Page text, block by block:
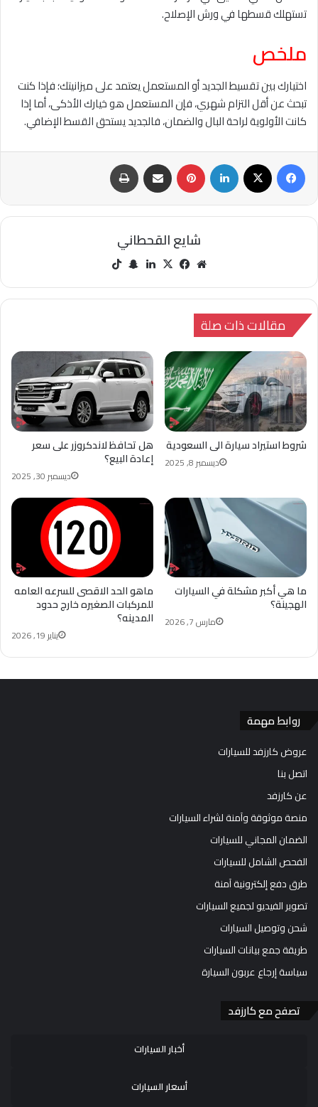
تستهلك قسطها في ورش الإصلاح.
ملخص
اختيارك بين تقسيط الجديد أو المستعمل يعتمد على ميزانيتك؛ فإذا كنت
تبحث عن أقل التزام شهري، فإن المستعمل هو خيارك الأذكى، أما إذا
كانت الأولوية لراحة البال والضمان، فالجديد يستحق القسط الإضافي.
فيسبوك ‫X لينكدإن بينتيريست مشاركة عبر البريد طباعة
شايع القحطاني
مو
الوي
في
وك
‫X لينك سنا
تشا
مقالات ذات صلة
هل تحافظ لاندكروزر على سعر
إعادة البيع؟
ديسمبر 30, 2025
شروط استيراد سيارة الى السعودية
ديسمبر 8, 2025
ماهو الحد الاقصى للسرعه العامه
للمركبات الصغيره خارج حدود
المدينه؟
يناير 19, 2026
ما هي أكبر مشكلة في السيارات
الهجينة؟
مارس 7, 2026
روابط مهمة
عروض كارزفد للسيارات
اتصل بنا
عن كارزفد
منصة موثوقة وآمنة لشراء السيارات
الضمان المجاني للسيارات
الفحص الشامل للسيارات
طرق دفع إلكترونية آمنة
تصوير الفيديو لجميع السيارات
شحن وتوصيل السيارات
طريقة جمع بيانات السيارات
سياسة إرجاع عربون السيارة
تصفح مع كارزفد
أخبار السيارات
أسعار السيارات